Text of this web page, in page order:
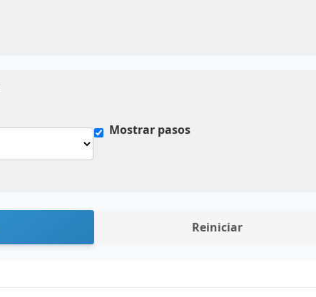
Mostrar pasos
Reiniciar